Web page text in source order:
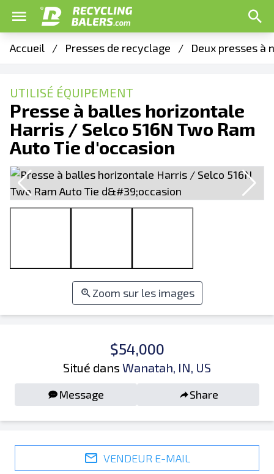
Accueil / Presses de recyclage / Deux presses à
UTILISÉ ÉQUIPEMENT
Presse à balles horizontale
Harris / Selco 516N Two Ram
Auto Tie d'occasion
Zoom sur les images
$54,000
Situé dans Wanatah, IN, US
Message Share
VENDEUR E-MAIL